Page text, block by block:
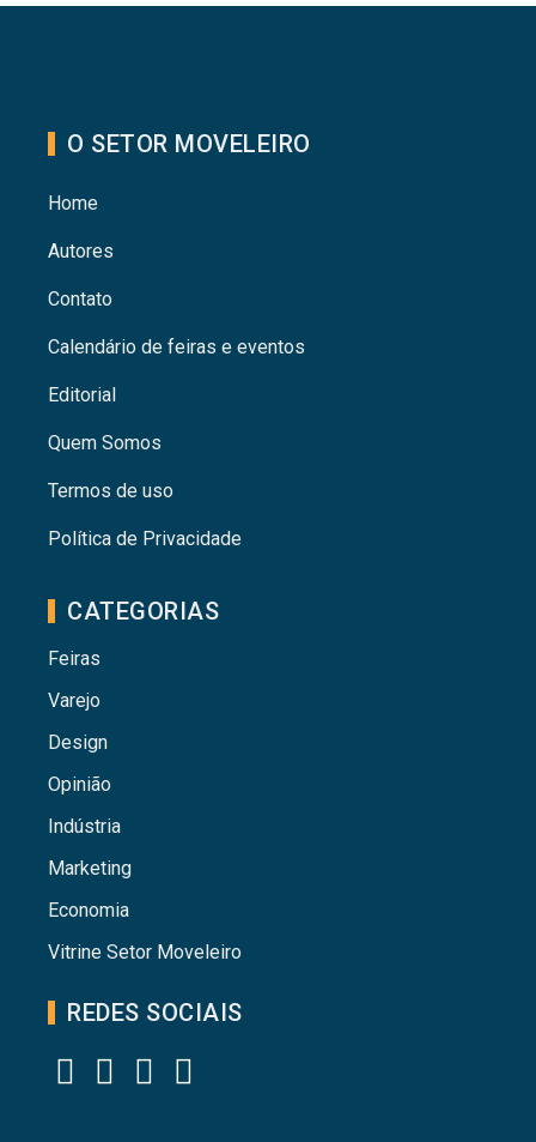
O SETOR MOVELEIRO
Home
Autores
Contato
Calendário de feiras e eventos
Editorial
Quem Somos
Termos de uso
Política de Privacidade
CATEGORIAS
Feiras
Varejo
Design
Opinião
Indústria
Marketing
Economia
Vitrine Setor Moveleiro
REDES SOCIAIS